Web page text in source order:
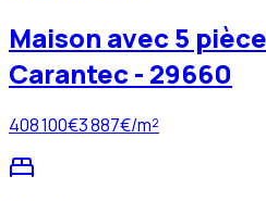
Maison avec 5
Carantec - 29660
408 100€3 887€/m²